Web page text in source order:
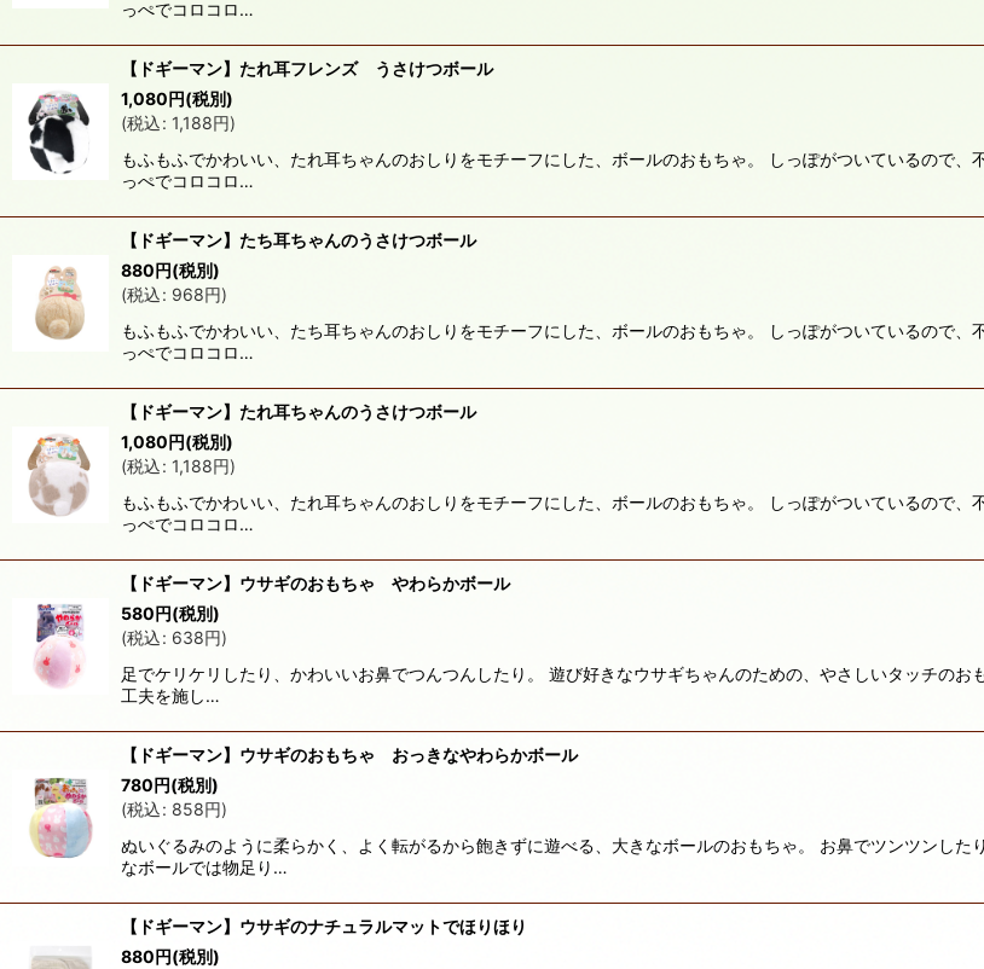
っぺでコロコロ…
【ドギーマン】たれ耳フレンズ うさけつボール
1,080円(税別)
(税込: 1,188円)
もふもふでかわいい、たれ耳ちゃんのおしりをモチーフにした、ボールのおもちゃ。 しっぽがついているので
っぺでコロコロ…
【ドギーマン】たち耳ちゃんのうさけつボール
880円(税別)
(税込: 968円)
もふもふでかわいい、たち耳ちゃんのおしりをモチーフにした、ボールのおもちゃ。 しっぽがついているので
っぺでコロコロ…
【ドギーマン】たれ耳ちゃんのうさけつボール
1,080円(税別)
(税込: 1,188円)
もふもふでかわいい、たれ耳ちゃんのおしりをモチーフにした、ボールのおもちゃ。 しっぽがついているので
っぺでコロコロ…
【ドギーマン】ウサギのおもちゃ やわらかボール
580円(税別)
(税込: 638円)
足でケリケリしたり、かわいいお鼻でつんつんしたり。 遊び好きなウサギちゃんのための、やさしいタッチの
工夫を施し…
【ドギーマン】ウサギのおもちゃ おっきなやわらかボール
780円(税別)
(税込: 858円)
ぬいぐるみのように柔らかく、よく転がるから飽きずに遊べる、大きなボールのおもちゃ。 お鼻でツンツンし
なボールでは物足り…
【ドギーマン】ウサギのナチュラルマットでほりほり
880円(税別)